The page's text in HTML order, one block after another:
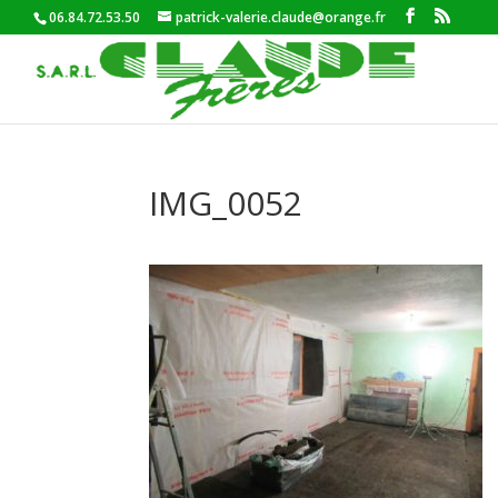
06.84.72.53.50 patrick-valerie.claude@orange.fr
IMG_0052